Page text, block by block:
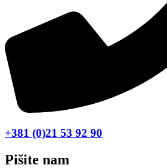
+381 (0)21 53 92 90
Pišite nam